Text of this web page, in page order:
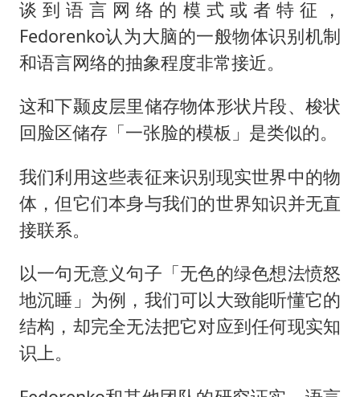
谈到语言网络的模式或者特征，
Fedorenko认为大脑的一般物体识别机制
和语言网络的抽象程度非常接近。
这和下颞皮层里储存物体形状片段、梭状
回脸区储存「一张脸的模板」是类似的。
我们利用这些表征来识别现实世界中的物
体，但它们本身与我们的世界知识并无直
接联系。
以一句无意义句子「无色的绿色想法愤怒
地沉睡」为例，我们可以大致能听懂它的
结构，却完全无法把它对应到任何现实知
识上。